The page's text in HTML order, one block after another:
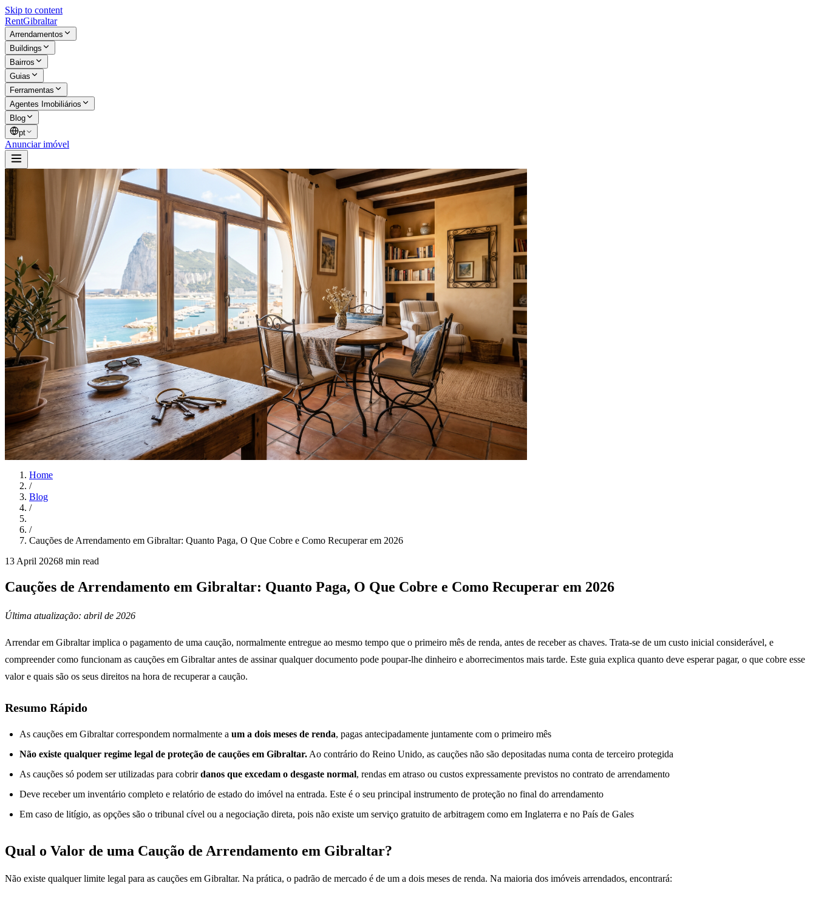
Skip to content
RentGibraltar
Arrendamentos
Buildings
Bairros
Guias
Ferramentas
Agentes Imobiliários
Blog
pt
Anunciar imóvel
Home
/
Blog
/
/
Cauções de Arrendamento em Gibraltar: Quanto Paga, O Que Cobre e Como Recuperar em 2026
13 April 20268 min read
Cauções de Arrendamento em Gibraltar: Quanto Paga, O Que Cobre e Como Recuperar em 2026
Última atualização: abril de 2026
Arrendar em Gibraltar implica o pagamento de uma caução, normalmente entregue ao mesmo tempo que o primeiro mês de renda, antes de receber as chaves. Trata-se de um custo inicial considerável, e
compreender como funcionam as cauções em Gibraltar antes de assinar qualquer documento pode poupar-lhe dinheiro e aborrecimentos mais tarde. Este guia explica quanto deve esperar pagar, o que cobre esse
valor e quais são os seus direitos na hora de recuperar a caução.
Resumo Rápido
As cauções em Gibraltar correspondem normalmente a um a dois meses de renda, pagas antecipadamente juntamente com o primeiro mês
Não existe qualquer regime legal de proteção de cauções em Gibraltar. Ao contrário do Reino Unido, as cauções não são depositadas numa conta de terceiro protegida
As cauções só podem ser utilizadas para cobrirdanos que excedam o desgaste normal, rendas em atraso ou custos expressamente previstos no contrato de arrendamento
Deve receber um inventário completo e relatório de estado do imóvel na entrada. Este é o seu principal instrumento de proteção no final do arrendamento
Em caso de litígio, as opções são o tribunal cível ou a negociação direta, pois não existe um serviço gratuito de arbitragem como em Inglaterra e no País de Gales
Qual o Valor de uma Caução de Arrendamento em Gibraltar?
Não existe qualquer limite legal para as cauções em Gibraltar. Na prática, o padrão de mercado é de um a dois meses de renda. Na maioria dos imóveis arrendados, encontrará: